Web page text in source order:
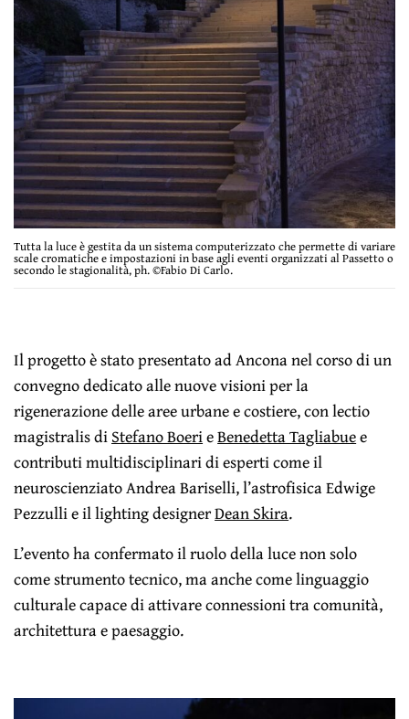
Tutta la luce è gestita da un sistema computerizzato che permette di variare
scale cromatiche e impostazioni in base agli eventi organizzati al Passetto o
secondo le stagionalità, ph. ©Fabio Di Carlo.
Il progetto è stato presentato ad Ancona nel corso di un
convegno dedicato alle nuove visioni per la
rigenerazione delle aree urbane e costiere, con lectio
magistralis diStefano BoerieBenedetta Tagliabuee
contributi multidisciplinari di esperti come il
neuroscienziato Andrea Bariselli, l’astrofisica Edwige
Pezzulli e il lighting designerDean Skira.
L’evento ha confermato il ruolo della luce non solo
come strumento tecnico, ma anche come linguaggio
culturale capace di attivare connessioni tra comunità,
architettura e paesaggio.